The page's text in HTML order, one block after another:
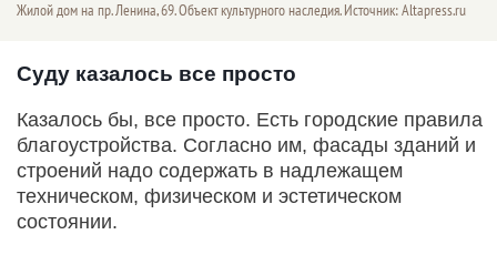
Жилой дом на пр. Ленина, 69. Объект культурного наследия. Источник: Altapress.ru
Суду казалось все просто
Казалось бы, все просто. Есть городские правила
благоустройства. Согласно им, фасады зданий и
строений надо содержать в надлежащем
техническом, физическом и эстетическом
состоянии.